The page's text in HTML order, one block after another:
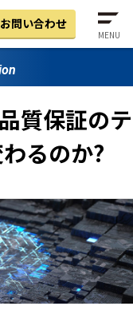
お問い合わせ
MENU
質保証のテ
るのか?